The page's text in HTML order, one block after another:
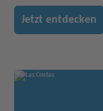
Jetzt entdecken